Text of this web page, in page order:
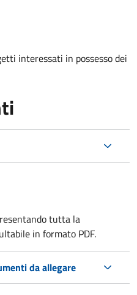
interessati in possesso dei
tutta la
in formato PDF.
da allegare